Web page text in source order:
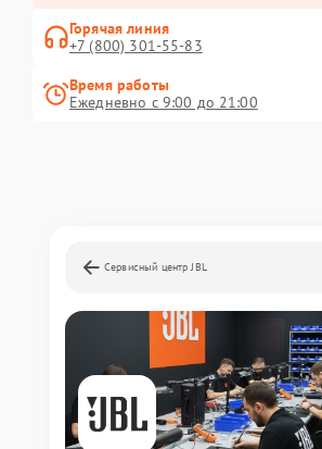
Горячая линия
+7 (800) 301-55-83
Время работы
Ежедневно с 9:00 до 21:00
Сервисный центр JBL